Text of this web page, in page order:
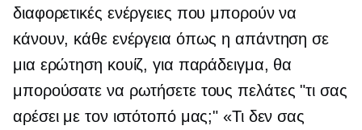
διαφορετικές ενέργειες που μπορούν να
κάνουν, κάθε ενέργεια όπως η απάντηση σε
μια ερώτηση κουίζ, για παράδειγμα, θα
μπορούσατε να ρωτήσετε τους πελάτες "τι σας
αρέσει με τον ιστότοπό μας;" «Τι δεν σας